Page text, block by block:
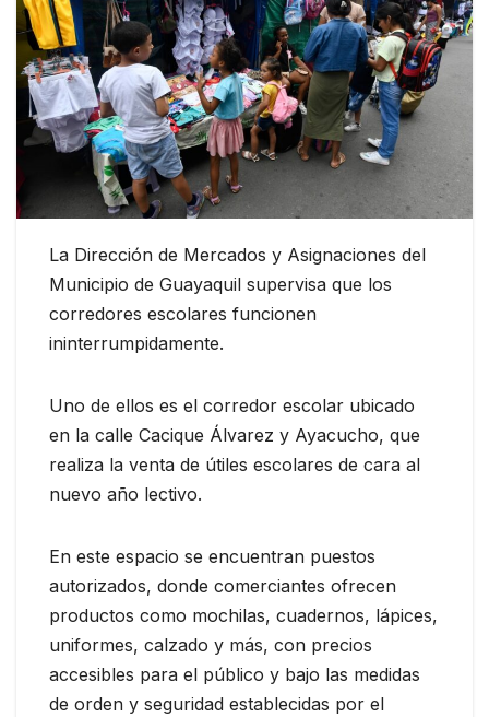
La Dirección de Mercados y Asignaciones del
Municipio de Guayaquil supervisa que los
corredores escolares funcionen
ininterrumpidamente.
Uno de ellos es el corredor escolar ubicado
en la calle Cacique Álvarez y Ayacucho, que
realiza la venta de útiles escolares de cara al
nuevo año lectivo.
En este espacio se encuentran puestos
autorizados, donde comerciantes ofrecen
productos como mochilas, cuadernos, lápices,
uniformes, calzado y más, con precios
accesibles para el público y bajo las medidas
de orden y seguridad establecidas por el